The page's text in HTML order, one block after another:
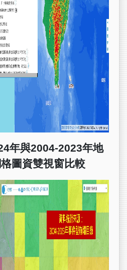
年與2004-2023年地
圖資雙視窗比較